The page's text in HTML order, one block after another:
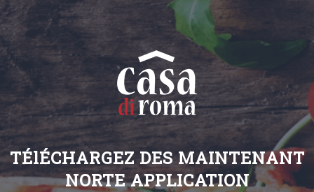
TÉlÉCHARGEZ DES MAINTENANT
NORTE APPLICATION